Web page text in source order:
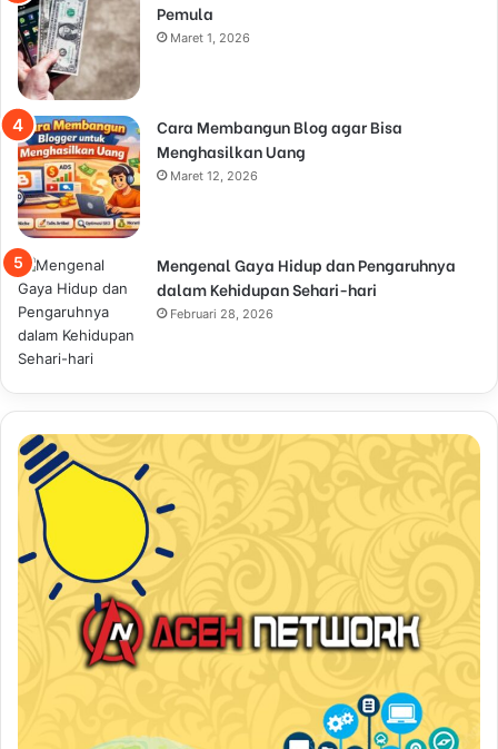
Pemula
Maret 1, 2026
Cara Membangun Blog agar Bisa
Menghasilkan Uang
Maret 12, 2026
Mengenal Gaya Hidup dan Pengaruhnya
dalam Kehidupan Sehari-hari
Februari 28, 2026